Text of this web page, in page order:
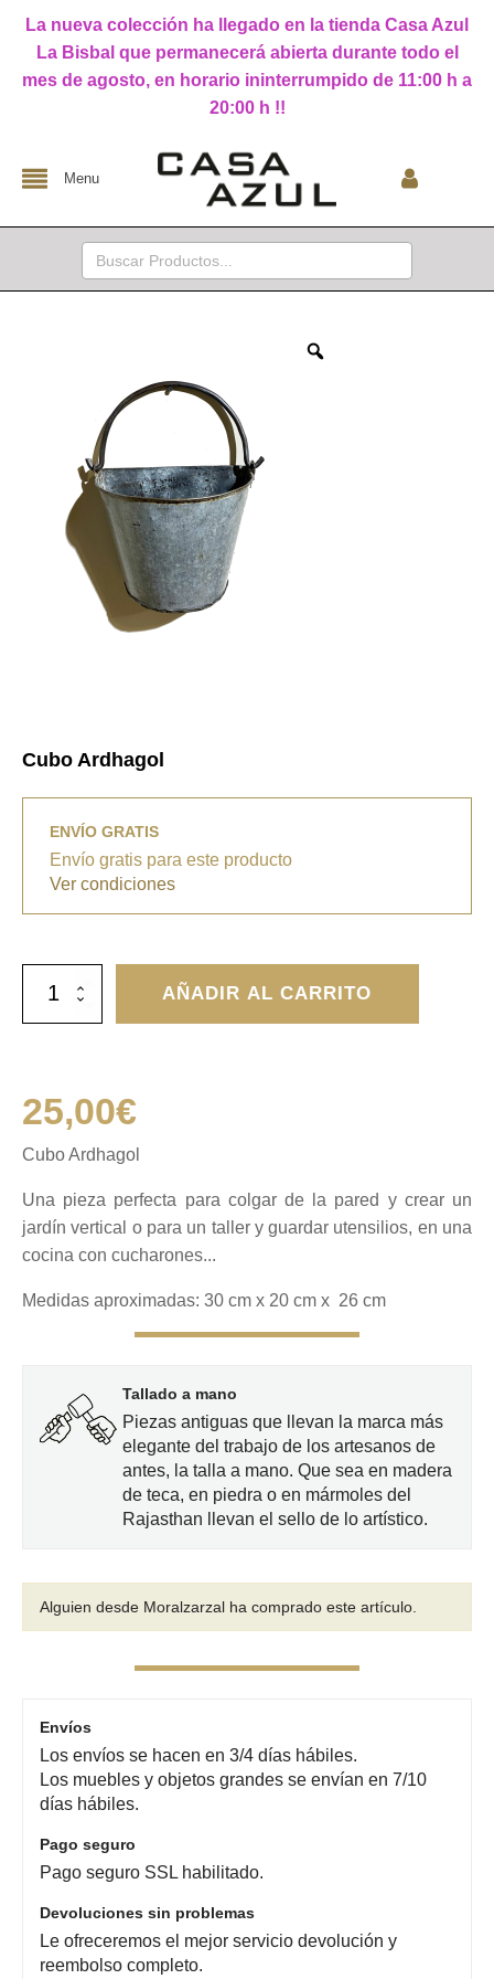
La nueva colección ha llegado en la tienda Casa Azul
La Bisbal que permanecerá abierta durante todo el
mes de agosto, en horario ininterrumpido de 11:00 h a
20:00 h !!
Menu
Buscar:
Cubo Ardhagol
ENVÍO GRATIS
Envío gratis para este producto
Ver condiciones
Cubo
Ardhagol
cantidad
AÑADIR AL CARRITO
25,00€
Cubo Ardhagol
Una pieza perfecta para colgar de la pared y crear un
jardín vertical o para un taller y guardar utensilios, en una
cocina con cucharones...
Medidas aproximadas: 30 cm x 20 cm x 26 cm
Tallado a mano
Piezas antiguas que llevan la marca más
elegante del trabajo de los artesanos de
antes, la talla a mano. Que sea en madera
de teca, en piedra o en mármoles del
Rajasthan llevan el sello de lo artístico.
Alguien desde Moralzarzal ha comprado este artículo.
Envíos
Los envíos se hacen en 3/4 días hábiles.
Los muebles y objetos grandes se envían en 7/10
días hábiles.
Pago seguro
Pago seguro SSL habilitado.
Devoluciones sin problemas
Le ofreceremos el mejor servicio devolución y
reembolso completo.